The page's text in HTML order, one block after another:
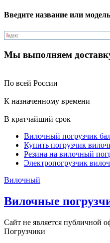
Введите название или
Мы выполняем
По всей России
К назначенному времени
В кратчайший срок
Вилочный погрузчик
Купить погрузчик
Резина на вилочный
Электропогрузчик
Вилочный
Вилочные
Сайт не является публичной
Погрузчики